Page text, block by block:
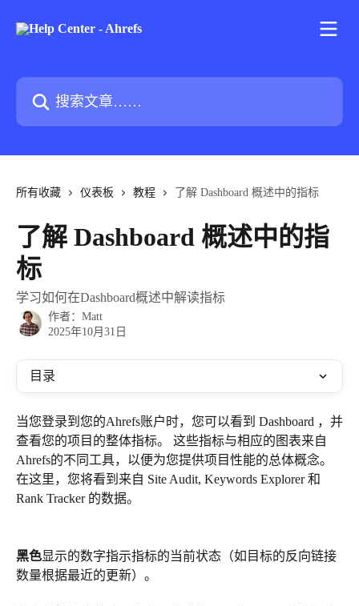
搜索文章……
所有收藏 仪表板 教程 了解 Dashboard 概述中的指标
了解 Dashboard 概述中的指
标
学习如何在Dashboard概述中解读指标
作者： Matt
2025年10月31日
目录
当您登录到您的Ahrefs账户时，您可以看到 Dashboard ，并
查看您的项目的整体指标。 这些指标与相应的图表来自
Ahrefs的不同工具，以便为您提供项目性能的总体概念。
在这里，您将看到来自 Site Audit, Keywords Explorer 和
Rank Tracker 的数据。
黑色显示的数字指示指标的当前状态（如目标的反向链接
数量根据最近的更新）。